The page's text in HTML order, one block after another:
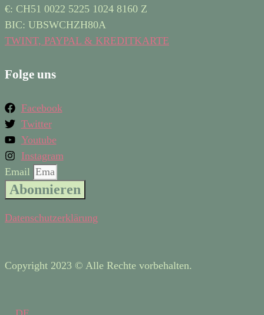
€: CH51 0022 5225 1024 8160 Z
BIC: UBSWCHZH80A
TWINT, PAYPAL & KREDITKARTE
Folge uns
Facebook
Twitter
Youtube
Instagram
Email
Abonnieren
Datenschutzerklärung
Copyright 2023 © Alle Rechte vorbehalten.